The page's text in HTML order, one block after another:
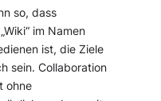
so, dass
im Namen
ist, die Ziele
sein. Collaboration
ohne